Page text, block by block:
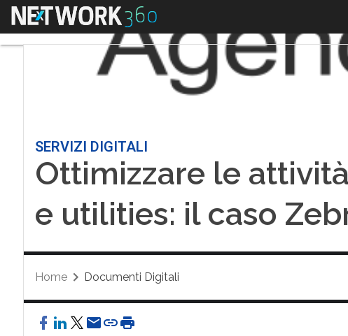
Menu
SERVIZI DIGITALI
Ottimizzare le
e utilities: il caso
Home Documenti Digitali